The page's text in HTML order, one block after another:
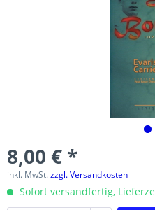
8,00 € *
inkl. MwSt.zzgl. Versandkosten
Sofort versandfertig,